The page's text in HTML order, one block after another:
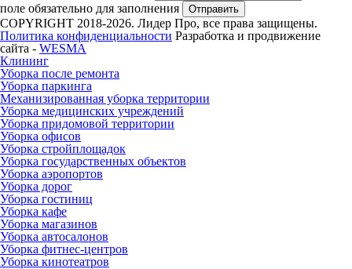
поле обязательно для заполнения
Отправить
COPYRIGHT 2018-2026. Лидер Про, все права защищены.
Политика конфиденциальности Разработка и продвижение
сайта - WESMA
Клининг
Уборка после ремонта
Уборка паркинга
Механизированная уборка территории
Уборка медицинских учреждений
Уборка придомовой территории
Уборка офисов
Уборка стройплощадок
Уборка государственных объектов
Уборка аэропортов
Уборка дорог
Уборка гостиниц
Уборка кафе
Уборка магазинов
Уборка автосалонов
Уборка фитнес-центров
Уборка кинотеатров